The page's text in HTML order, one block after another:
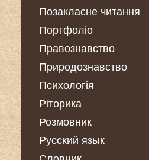
Позакласне читання
Портфоліо
Правознавство
Природознавство
Психологія
Ріторика
Розмовник
Русский язык